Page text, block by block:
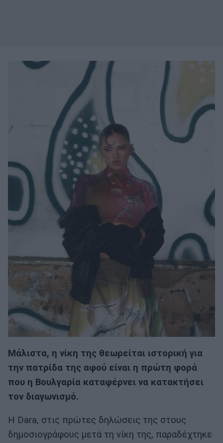
Μάλιστα, η νίκη της θεωρείται ιστορική για
την πατρίδα της αφού είναι η πρώτη φορά
που η Βουλγαρία καταφέρνει να κατακτήσει
τον διαγωνισμό.
Η Dara, στις πρώτες δηλώσεις της στους
δημοσιογράφους μετά τη νίκη της, παραδέχτηκε